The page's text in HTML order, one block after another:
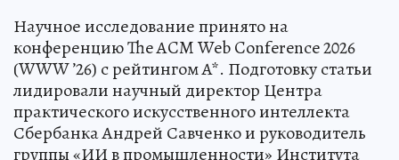
Научное исследование принято на
конференцию The ACM Web Conference 2026
(WWW ’26) с рейтингом A*. Подготовку статьи
лидировали научный директор Центра
практического искусственного интеллекта
Сбербанка Андрей Савченко и руководитель
группы «ИИ в промышленности» Института